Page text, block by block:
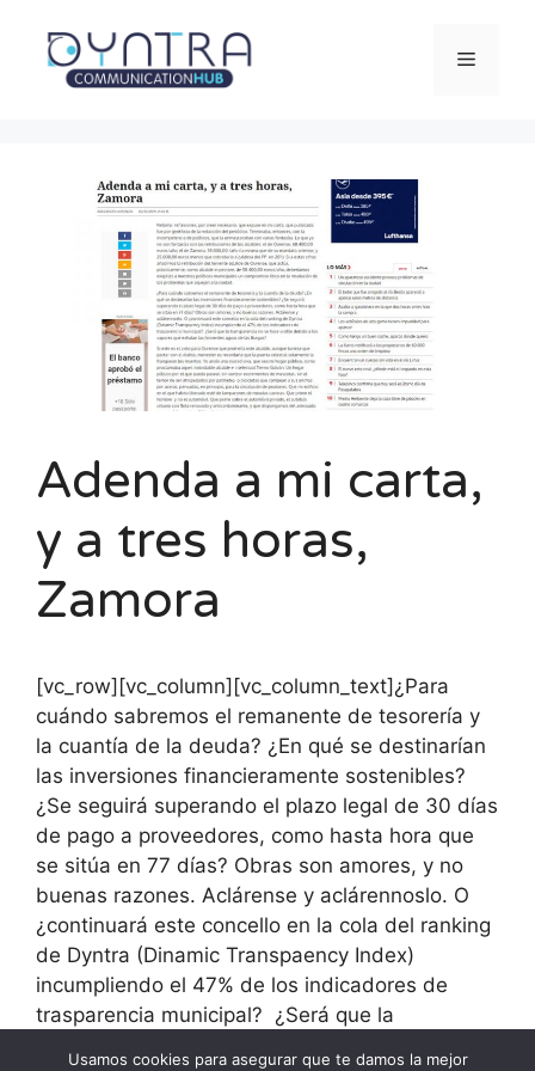
contenido
Menú
Adenda a mi carta,
y a tres horas,
Zamora
[vc_row][vc_column][vc_column_text]¿Para
cuándo sabremos el remanente de tesorería y
la cuantía de la deuda? ¿En qué se destinarían
las inversiones financieramente sostenibles?
¿Se seguirá superando el plazo legal de 30 días
de pago a proveedores, como hasta hora que
se sitúa en 77 días? Obras son amores, y no
buenas razones. Aclárense y aclárennoslo. O
¿continuará este concello en la cola del ranking
de Dyntra (Dinamic Transpaency Index)
incumpliendo el 47% de los indicadores de
trasparencia municipal? ¿Será que la
Usamos cookies para asegurar que te damos la mejor